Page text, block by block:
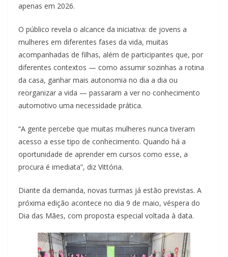
apenas em 2026.
O público revela o alcance da iniciativa: de jovens a
mulheres em diferentes fases da vida, muitas
acompanhadas de filhas, além de participantes que, por
diferentes contextos — como assumir sozinhas a rotina
da casa, ganhar mais autonomia no dia a dia ou
reorganizar a vida — passaram a ver no conhecimento
automotivo uma necessidade prática.
“A gente percebe que muitas mulheres nunca tiveram
acesso a esse tipo de conhecimento. Quando há a
oportunidade de aprender em cursos como esse, a
procura é imediata”, diz Vittória.
Diante da demanda, novas turmas já estão previstas. A
próxima edição acontece no dia 9 de maio, véspera do
Dia das Mães, com proposta especial voltada à data.